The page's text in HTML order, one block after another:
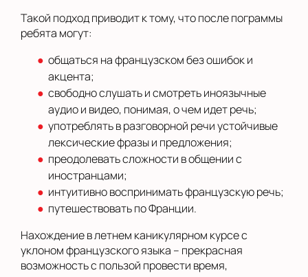
Такой подход приводит к тому, что после пограммы
ребята могут:
общаться на французском без ошибок и
акцента;
свободно слушать и смотреть иноязычные
аудио и видео, понимая, о чем идет речь;
употреблять в разговорной речи устойчивые
лексические фразы и предложения;
преодолевать сложности в общении с
иностранцами;
интуитивно воспринимать французскую речь;
путешествовать по Франции.
Нахождение в летнем каникулярном курсе с
уклоном французского языка – прекрасная
возможность с пользой провести время,